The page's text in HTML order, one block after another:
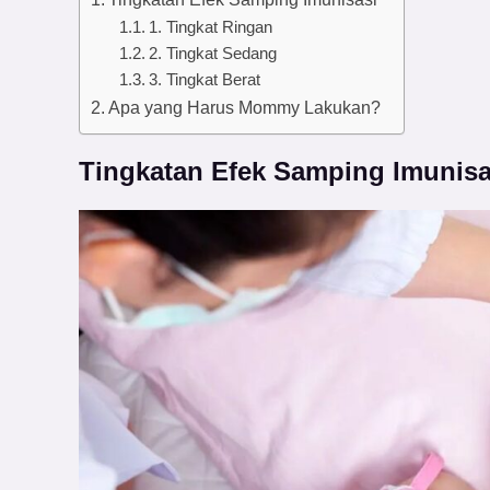
1. Tingkat Ringan
2. Tingkat Sedang
3. Tingkat Berat
Apa yang Harus Mommy Lakukan?
Tingkatan Efek Samping